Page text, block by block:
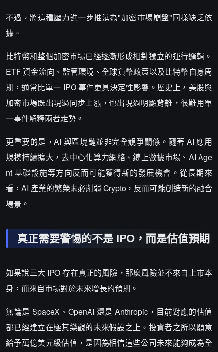
不過，將這種壓力進一步推演為"加密市場崩盤"同樣缺乏依
據。
比特幣和整個加密市場已經逐漸形成相對獨立的運行邏輯。
ETF 資金流向、監管環境、全球貨幣政策以及比特幣自身周
期，通常比單一 IPO 事件更具決定性影響。歷史上，美股與
加密市場既出現過同步上漲，也出現過明顯背離，很難用單
一事件解釋兩者走勢。
更重要的是，AI 與區塊鏈並非完全競爭關係。隨著 AI 應用
規模持續擴大，去中心化算力網絡、鏈上數據市場、AI Age
nt 基礎設施等方向反而可能獲得新的發展機會。從長期來
看，AI 產業的繁榮未必削弱 Crypto，反而可能創造新的融合
場景。
真正需要警惕的不是 IPO，而是估值預期
如果說三大 IPO 存在真正的風險，那麼風險並不來自上市本
身，而來自市場對於未來增長的預期。
無論是 SpaceX、OpenAI 還是 Anthropic，目前對應的估值
都已經建立在極其樂觀的未來假設之上。投資者之所以願意
給予萬億美元級估值，是因為相信這些公司未來能夠成為全